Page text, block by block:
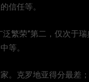
信任等。
泛繁荣”第二，仅次于
等。
。克罗地亚得分最差